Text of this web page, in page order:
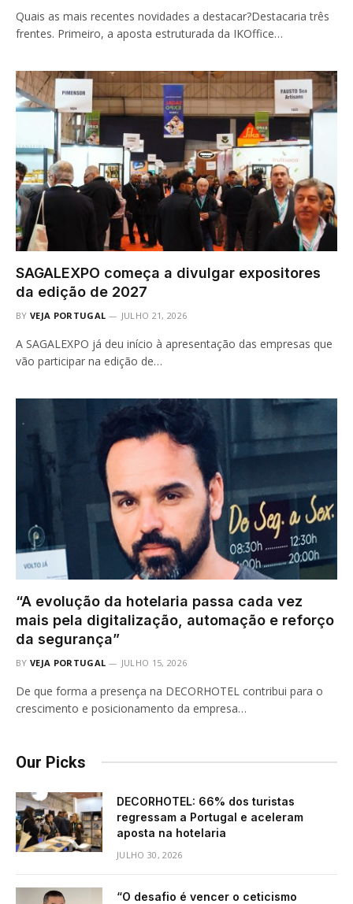
Quais as mais recentes novidades a destacar?Destacaria três
frentes. Primeiro, a aposta estruturada da IKOffice…
SAGALEXPO começa a divulgar expositores
da edição de 2027
BY VEJA PORTUGAL JULHO 21, 2026
A SAGALEXPO já deu início à apresentação das empresas que
vão participar na edição de…
“A evolução da hotelaria passa cada vez
mais pela digitalização, automação e reforço
da segurança”
BY VEJA PORTUGAL JULHO 15, 2026
De que forma a presença na DECORHOTEL contribui para o
crescimento e posicionamento da empresa…
Our Picks
DECORHOTEL: 66% dos turistas
regressam a Portugal e aceleram
aposta na hotelaria
JULHO 30, 2026
“O desafio é vencer o ceticismo